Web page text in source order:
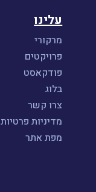
עלינו
מרקורי
פרויקטים
פודקאסט
בלוג
צרו קשר
מדיניות פרטיות
מפת אתר